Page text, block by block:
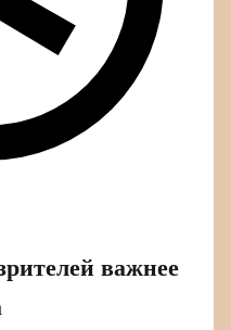
важнее